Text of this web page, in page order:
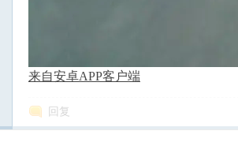
来自安卓APP客户端
回复